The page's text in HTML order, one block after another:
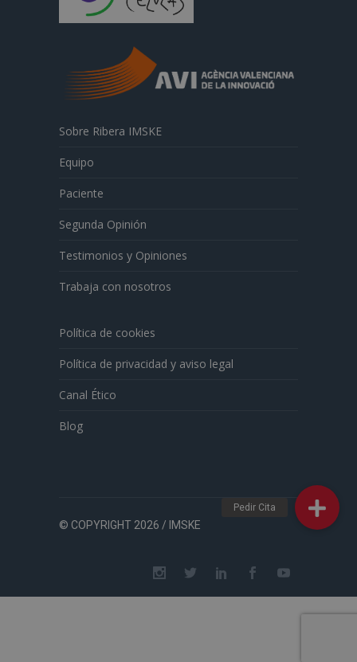
Sobre Ribera IMSKE
Equipo
Paciente
Segunda Opinión
Testimonios y Opiniones
Trabaja con nosotros
Política de cookies
Política de privacidad y aviso legal
Canal Ético
Blog
© COPYRIGHT 2026 / IMSKE